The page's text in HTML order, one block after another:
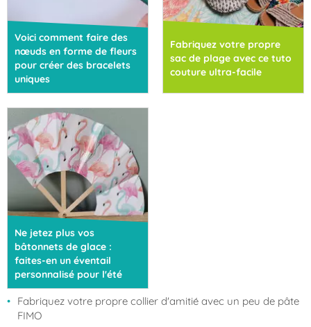
Voici comment faire des
nœuds en forme de fleurs
pour créer des bracelets
uniques
Fabriquez votre propre
sac de plage avec ce tuto
couture ultra-facile
Ne jetez plus vos
bâtonnets de glace :
faites-en un éventail
personnalisé pour l'été
Fabriquez votre propre collier d'amitié avec un peu de pâte
FIMO